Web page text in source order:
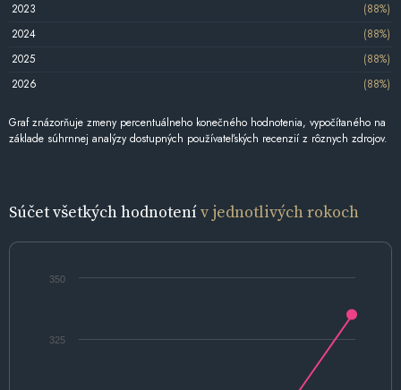
2023
(88%)
2024
(88%)
2025
(88%)
2026
(88%)
Graf znázorňuje zmeny percentuálneho konečného hodnotenia, vypočítaného na
základe súhrnnej analýzy dostupných používateľských recenzií z rôznych zdrojov.
Súčet všetkých hodnotenív jednotlivých rokoch
325
350